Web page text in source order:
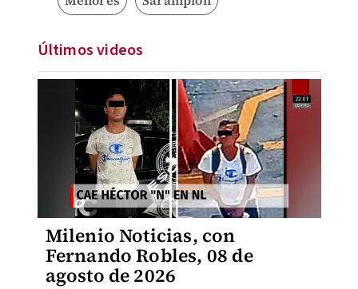
Últimos videos
Milenio Noticias, con
Fernando Robles, 08 de
agosto de 2026